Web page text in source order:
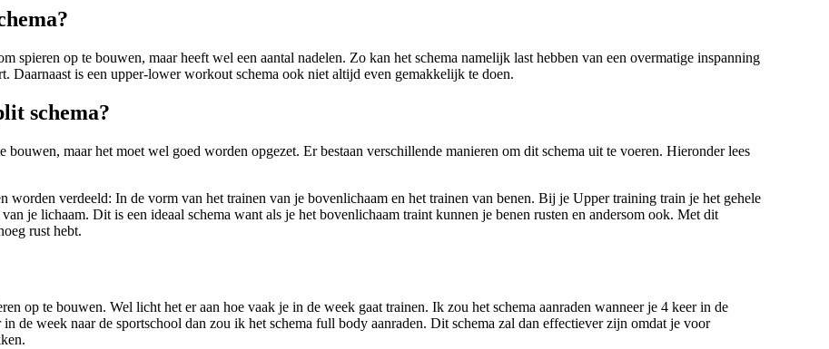
spieren op te bouwen, maar heeft wel een aantal nadelen. Zo kan het schema namelijk last hebben van een overmatige inspanning
Daarnaast is een upper-lower workout schema ook niet altijd even gemakkelijk te doen.
schema?
maar het moet wel goed worden opgezet. Er bestaan verschillende manieren om dit schema uit te voeren. Hieronder lees
worden verdeeld: In de vorm van het trainen van je bovenlichaam en het trainen van benen. Bij je Upper training train je het gehele
je lichaam. Dit is een ideaal schema want als je het bovenlichaam traint kunnen je benen rusten en andersom ook. Met dit
rust hebt.
op te bouwen. Wel licht het er aan hoe vaak je in de week gaat trainen. Ik zou het schema aanraden wanneer je 4 keer in de
de week naar de sportschool dan zou ik het schema full body aanraden. Dit schema zal dan effectiever zijn omdat je voor